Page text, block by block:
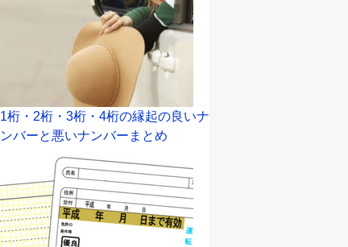
1桁・2桁・3桁・4桁の縁起の良いナ
ンバーと悪いナンバーまとめ